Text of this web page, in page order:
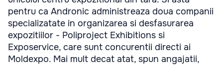
pentru ca Andronic administreaza doua companii
specializatate in organizarea si desfasurarea
expozitiilor - Poliproject Exhibitions si
Exposervice, care sunt concurentii directi ai
Moldexpo. Mai mult decat atat, spun angajatii,